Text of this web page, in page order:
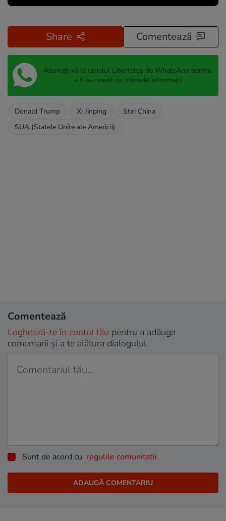
Share Comentează
Abonați-vă la canalul Libertatea de WhatsApp pentru
a fi la curent cu ultimele informații
Donald Trump Xi Jinping
Stiri China
SUA (Statele Unite ale Americii)
Comentează
Loghează-te în contul tău pentru a adăuga
comentarii și a te alătura dialogului.
Sunt de acord cu regulile comunitatii